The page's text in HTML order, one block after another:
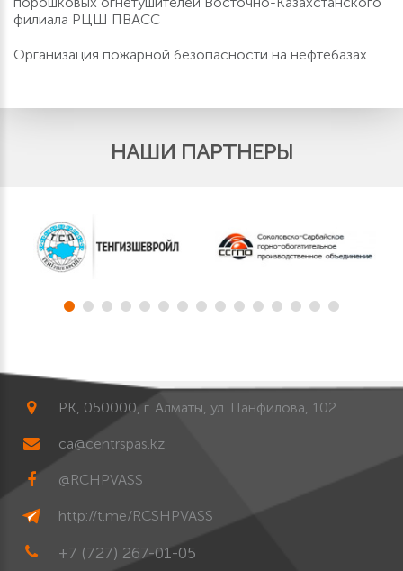
филиала РЦШ ПВАСС
Организация пожарной безопасности на нефтебазах
НАШИ ПАРТНЕРЫ
РК, 050000, г. Алматы, ул. Панфилова, 102
ca@centrspas.kz
@RCHPVASS
http://t.me/RCSHPVASS
+7 (727) 267-01-05